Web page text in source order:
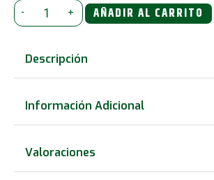
-
Tazón
de
incienso
triquetra
+ AÑADIR AL CARRITO
Descripción
Información Adicional
Valoraciones